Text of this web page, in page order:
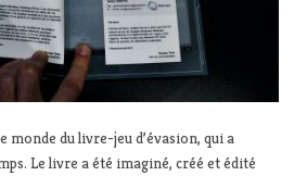
monde du livre-jeu d’évasion, qui a
Le livre a été imaginé, créé et édité